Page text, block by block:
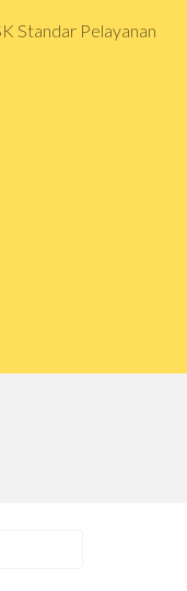
Standar Pelayanan